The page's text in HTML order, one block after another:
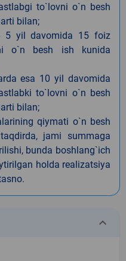
to`lovni o`n besh
bilan;
5 yil davomida 15 foiz
o`n besh ish kunida
esa 10 yil davomida
to`lovni o`n besh
bilan;
qiymati o`n besh
jami summaga
bunda boshlang`ich
holda realizatsiya
keyboard_arrow_down